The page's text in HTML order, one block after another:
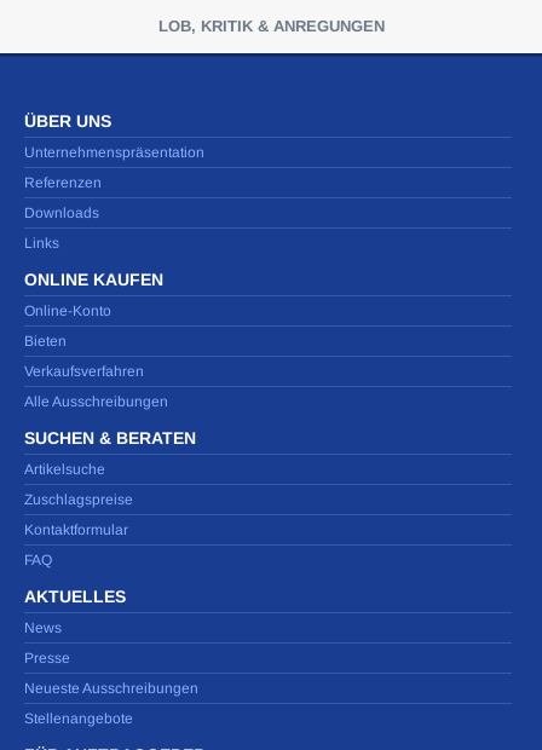
LOB, KRITIK & ANREGUNGEN
ÜBER UNS
Unternehmenspräsentation
Referenzen
Downloads
Links
ONLINE KAUFEN
Online-Konto
Bieten
Verkaufsverfahren
Alle Ausschreibungen
SUCHEN & BERATEN
Artikelsuche
Zuschlagspreise
Kontaktformular
FAQ
AKTUELLES
News
Presse
Neueste Ausschreibungen
Stellenangebote